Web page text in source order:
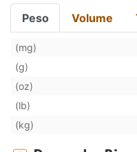
Peso Volume
(mg)
(g)
(oz)
(lb)
(kg)